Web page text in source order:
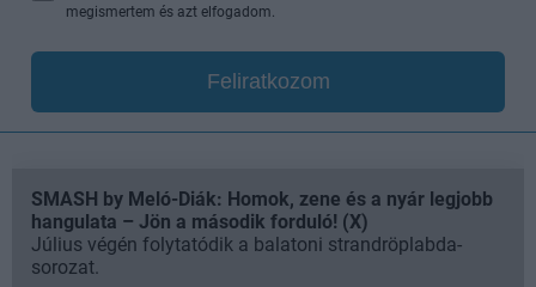
megismertem és azt elfogadom.
Feliratkozom
SMASH by Meló-Diák: Homok, zene és a nyár legjobb
hangulata – Jön a második forduló! (X)
Július végén folytatódik a balatoni strandröplabda-
sorozat.